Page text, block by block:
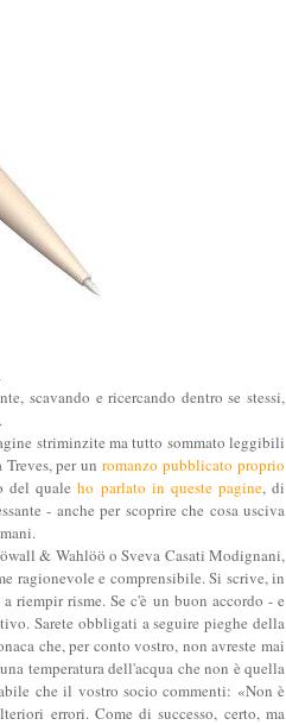
scavando e ricercando dentro se stessi,
striminzite ma tutto sommato leggibili
per unromanzo pubblicato proprio
del qualeho parlato in queste pagine, di
- anche per scoprire che cosa usciva
& Wahlöö o Sveva Casati Modignani,
ragionevole e comprensibile. Si scrive, in
riempir risme. Se c'è un buon accordo - e
Sarete obbligati a seguire pieghe della
che, per conto vostro, non avreste mai
temperatura dell'acqua che non è quella
che il vostro socio commenti: «Non è
errori. Come di successo, certo, ma